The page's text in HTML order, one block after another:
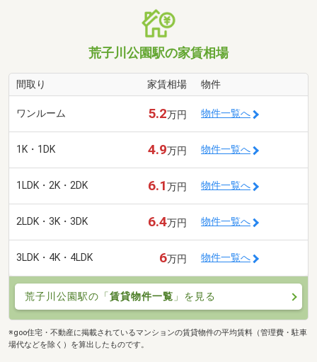
荒子川公園駅の家賃相場
間取り 家賃相場 物件
ワンルーム 5.2万円 物件一覧へ
1K・1DK 4.9万円 物件一覧へ
1LDK・2K・2DK 6.1万円 物件一覧へ
2LDK・3K・3DK 6.4万円 物件一覧へ
3LDK・4K・4LDK 6万円 物件一覧へ
荒子川公園駅の「賃貸物件一覧 」を見る
※goo住宅・不動産に掲載されているマンションの賃貸物件の平均賃料（管理費・駐車
場代などを除く）を算出したものです。